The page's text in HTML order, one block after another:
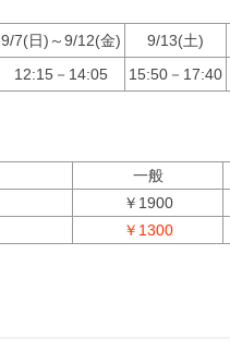
9/7(日)～9/12(金) 9/13(土)
12:15－14:05 15:50－17:40
一般
￥1900
￥1300